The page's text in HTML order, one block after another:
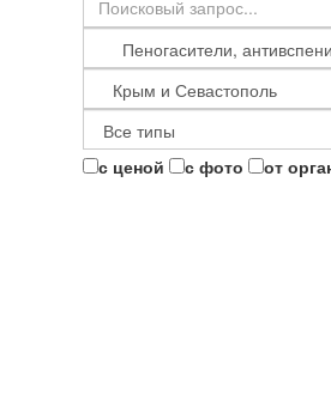
с ценой с фото от